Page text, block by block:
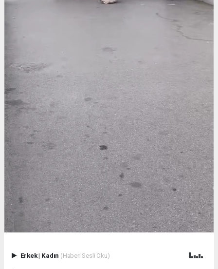
Erkek| Kadın (Haberi Sesli Oku)